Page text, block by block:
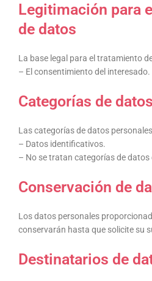
Legitimación para
de datos
La base legal para el tratamiento
– El consentimiento del interesado.
Categorías de
Las categorías de datos
– Datos identificativos.
– No se tratan categorías de
Conservación de
Los datos personales
conservarán hasta que solicite su
Destinatarios de